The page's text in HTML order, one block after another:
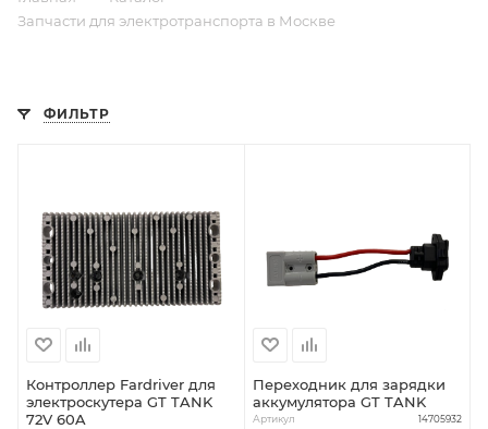
Запчасти для электротранспорта в Москве
ФИЛЬТР
Контроллер Fardriver для
электроскутера GT TANK
72V 60A
Переходник для зарядки
аккумулятора GT TANK
Артикул 14705932